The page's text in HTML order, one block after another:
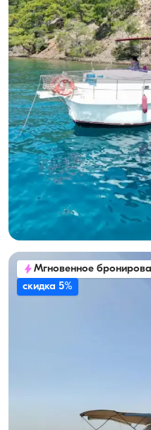
Гёчек, Muğla
Вместимость 10 человек,
включено
С капитаном
Круиз 10 чел. · 3 Каюта ·
Минимальная
24.000 TL
Мгновенное
скидка 5%